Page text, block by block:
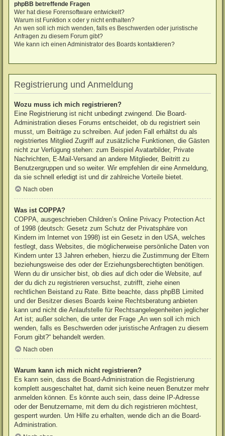
phpBB betreffende Fragen
Wer hat diese Forensoftware entwickelt?
Warum ist Funktion x oder y nicht enthalten?
An wen soll ich mich wenden, falls es Beschwerden oder juristische
Anfragen zu diesem Forum gibt?
Wie kann ich einen Administrator des Boards kontaktieren?
Registrierung und Anmeldung
Wozu muss ich mich registrieren?
Eine Registrierung ist nicht unbedingt zwingend. Die Board-
Administration dieses Forums entscheidet, ob du registriert sein
musst, um Beiträge zu schreiben. Auf jeden Fall erhältst du als
registriertes Mitglied Zugriff auf zusätzliche Funktionen, die Gästen
nicht zur Verfügung stehen: zum Beispiel Avatarbilder, Private
Nachrichten, E-Mail-Versand an andere Mitglieder, Beitritt zu
Benutzergruppen und so weiter. Wir empfehlen dir eine Anmeldung,
da sie schnell erledigt ist und dir zahlreiche Vorteile bietet.
Nach oben
Was ist COPPA?
COPPA, ausgeschrieben Children’s Online Privacy Protection Act
of 1998 (deutsch: Gesetz zum Schutz der Privatsphäre von
Kindern im Internet von 1998) ist ein Gesetz in den USA, welches
festlegt, dass Websites, die möglicherweise persönliche Daten von
Kindern unter 13 Jahren erheben, hierzu die Zustimmung der Eltern
beziehungsweise des oder der Erziehungsberechtigten benötigen.
Wenn du dir unsicher bist, ob dies auf dich oder die Website, auf
der du dich zu registrieren versuchst, zutrifft, ziehe einen
rechtlichen Beistand zu Rate. Bitte beachte, dass phpBB Limited
und der Besitzer dieses Boards keine Rechtsberatung anbieten
kann und nicht die Anlaufstelle für Rechtsangelegenheiten jeglicher
Art ist; außer solchen, die unter der Frage „An wen soll ich mich
wenden, falls es Beschwerden oder juristische Anfragen zu diesem
Forum gibt?“ behandelt werden.
Nach oben
Warum kann ich mich nicht registrieren?
Es kann sein, dass die Board-Administration die Registrierung
komplett ausgeschaltet hat, damit sich keine neuen Benutzer mehr
anmelden können. Es könnte auch sein, dass deine IP-Adresse
oder der Benutzername, mit dem du dich registrieren möchtest,
gesperrt wurden. Um Hilfe zu erhalten, wende dich an die Board-
Administration.